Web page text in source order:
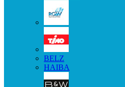
BELZ
HAIBA